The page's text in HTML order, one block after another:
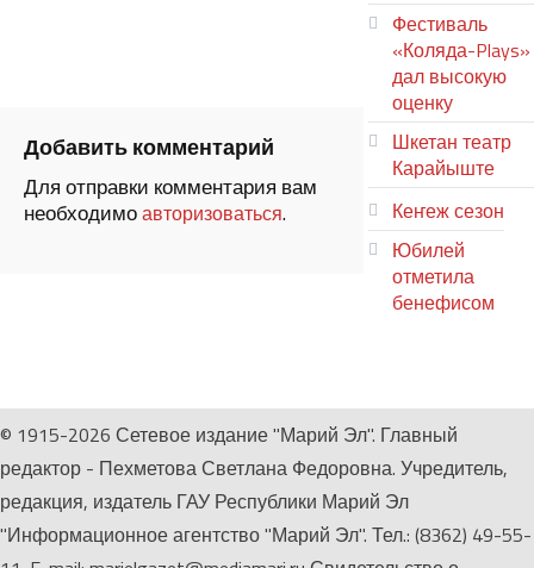
Добавить комментарий
Для отправки комментария вам
необходимоавторизоваться.
Фестиваль
«Коляда-Plays»
дал высокую
оценку
Шкетан театр
Карайыште
Кеҥеж сезон
Юбилей
отметила
бенефисом
© 1915-2026 Сетевое издание "Марий Эл". Главный
редактор - Пехметова Светлана Федоровна. Учредитель,
редакция, издатель ГАУ Республики Марий Эл
"Информационное агентство "Марий Эл". Тел.: (8362) 49-55-